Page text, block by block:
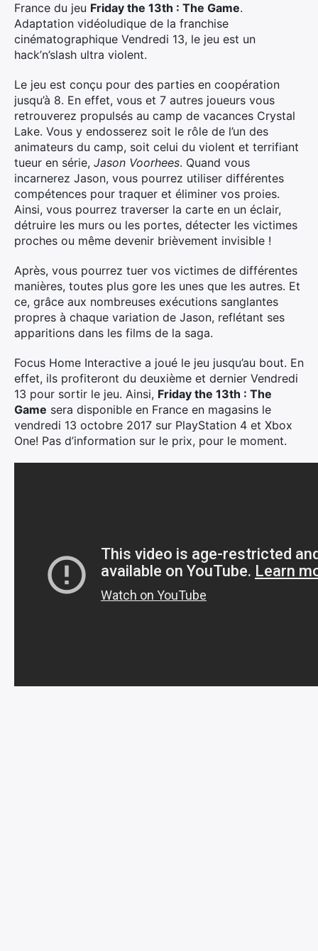
France du jeu Friday the 13th : The Game.
Adaptation vidéoludique de la franchise
cinématographique Vendredi 13, le jeu est un
hack’n’slash ultra violent.
Le jeu est conçu pour des parties en coopération
jusqu’à 8. En effet, vous et 7 autres joueurs vous
retrouverez propulsés au camp de vacances Crystal
Lake. Vous y endosserez soit le rôle de l’un des
animateurs du camp, soit celui du violent et terrifiant
tueur en série, Jason Voorhees. Quand vous
incarnerez Jason, vous pourrez utiliser différentes
compétences pour traquer et éliminer vos proies.
Ainsi, vous pourrez traverser la carte en un éclair,
détruire les murs ou les portes, détecter les victimes
proches ou même devenir brièvement invisible !
Après, vous pourrez tuer vos victimes de différentes
manières, toutes plus gore les unes que les autres. Et
ce, grâce aux nombreuses exécutions sanglantes
propres à chaque variation de Jason, reflétant ses
apparitions dans les films de la saga.
Focus Home Interactive a joué le jeu jusqu’au bout. En
effet, ils profiteront du deuxième et dernier Vendredi
13 pour sortir le jeu. Ainsi, Friday the 13th : The
Game sera disponible en France en magasins le
vendredi 13 octobre 2017 sur PlayStation 4 et Xbox
One! Pas d’information sur le prix, pour le moment.